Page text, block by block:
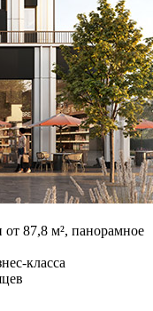
87,8 м², панорамное
класса